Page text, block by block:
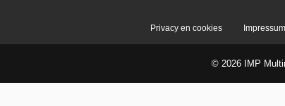
Privacy en cookies Impressum
© 2026 IMP